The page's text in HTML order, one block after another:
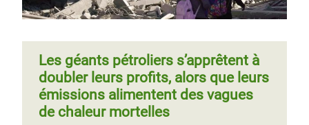
Les géants pétroliers s’apprêtent à
doubler leurs profits, alors que leurs
émissions alimentent des vagues
de chaleur mortelles